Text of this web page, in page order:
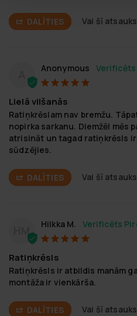
DALĪTIES Vai šī
Anonymous
Lielā vilšanās
Ratiņkrēslam nav bremžu.
nopirka sarkanu. Diemžēl mēs
atrisināt un tagad ratiņkrēsls
sūdzējies.
DALĪTIES Vai šī
HM Hilkka M.
Ratiņkrēsls
Ratiņkrēsls ir atbildis manām
montāža ir vienkārša.
DALĪTIES Vai šī